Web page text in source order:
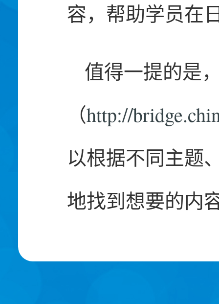
容，帮助学员在
值得一提的是
（http://
以根据不同主题
地找到想要的内